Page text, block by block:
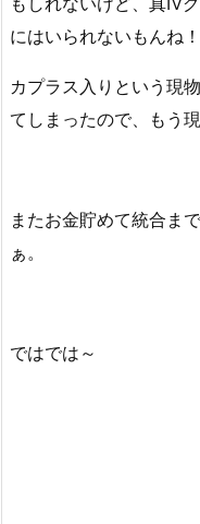
にはいられないもんね！
カプラス入りという現
てしまったので、もう
またお金貯めて統合ま
ぁ。
ではでは～